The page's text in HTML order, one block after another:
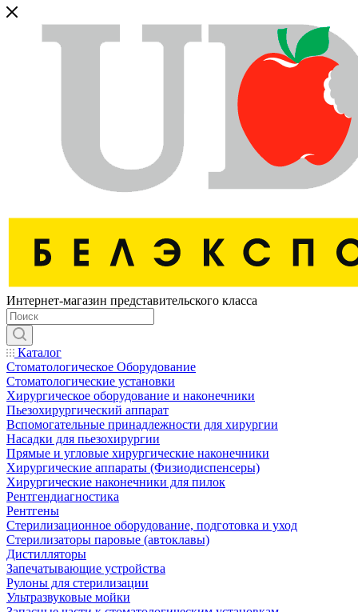
Интернет-магазин представительского класса
Каталог
Стоматологическое Оборудование
Стоматологические установки
Хирургическое оборудование и наконечники
Пьезохирургический аппарат
Вспомогательные принадлежности для хирургии
Насадки для пьезохирургии
Прямые и угловые хирургические наконечники
Хирургические аппараты (Физиодиспенсеры)
Хирургические наконечники для пилок
Рентгендиагностика
Рентгены
Стерилизационное оборудование, подготовка и уход
Стерилизаторы паровые (автоклавы)
Дистилляторы
Запечатывающие устройства
Рулоны для стерилизации
Ультразвуковые мойки